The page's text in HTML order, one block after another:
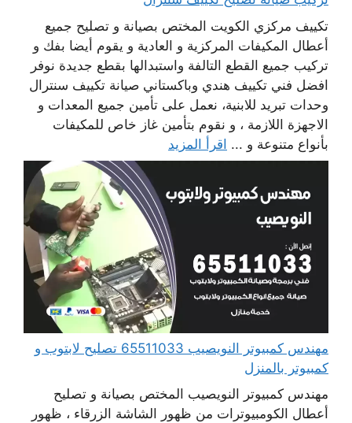
تكييف مركزي الكويت المختص بصيانة و تصليح جميع
أعطال المكيفات المركزية و العادية و يقوم أيضا بفك و
تركيب جميع القطع التالفة واستبدالها بقطع جديدة نوفر
افضل فني تكييف هندي وباكستاني صيانة تكييف سنترال
وحدات تبريد للابنية، نعمل على تأمين جميع المعدات و
الاجهزة اللازمة ، و نقوم بتأمين غاز خاص للمكيفات
بأنواع متنوعة و ... اقرأ المزيد
مهندس كمبيوتر النويصيب 65511033 تصليح لابتوب و
كمبيوتر بالمنزل
مهندس كمبيوتر النويصيب المختص بصيانة و تصليح
أعطال الكومبيوترات من ظهور الشاشة الزرقاء ، ظهور